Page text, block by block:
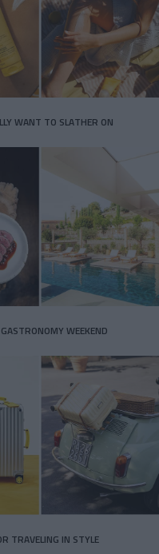
WANT TO SLATHER ON
WEEKEND
TRAVELING IN STYLE